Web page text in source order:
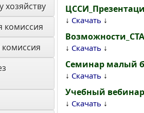
хозяйству
комиссия
↓ Скачать ↓
↓ Скачать ↓
Семинар малый
↓ Скачать ↓
Учебный
↓ Скачать ↓